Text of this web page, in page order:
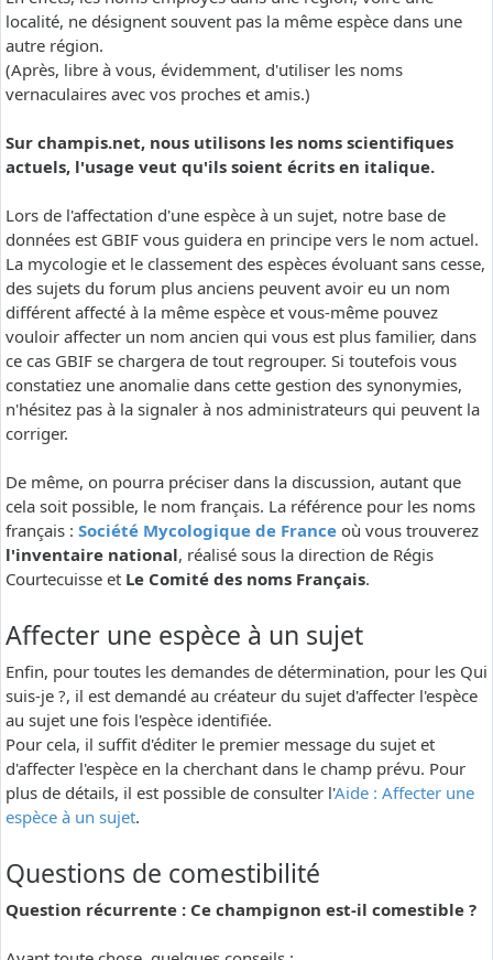
localité, ne désignent souvent pas la même espèce dans une
autre région.
(Après, libre à vous, évidemment, d'utiliser les noms
vernaculaires avec vos proches et amis.)
Sur champis.net, nous utilisons les noms scientifiques
actuels, l'usage veut qu'ils soient écrits en italique.
Lors de l'affectation d'une espèce à un sujet, notre base de
données est GBIF vous guidera en principe vers le nom actuel.
La mycologie et le classement des espèces évoluant sans cesse,
des sujets du forum plus anciens peuvent avoir eu un nom
différent affecté à la même espèce et vous-même pouvez
vouloir affecter un nom ancien qui vous est plus familier, dans
ce cas GBIF se chargera de tout regrouper. Si toutefois vous
constatiez une anomalie dans cette gestion des synonymies,
n'hésitez pas à la signaler à nos administrateurs qui peuvent la
corriger.
De même, on pourra préciser dans la discussion, autant que
cela soit possible, le nom français. La référence pour les noms
français : Société Mycologique de France où vous trouverez
l'inventaire national, réalisé sous la direction de Régis
Courtecuisse et Le Comité des noms Français.
Affecter une espèce à un sujet
Enfin, pour toutes les demandes de détermination, pour les Qui
suis-je ?, il est demandé au créateur du sujet d'affecter l'espèce
au sujet une fois l'espèce identifiée.
Pour cela, il suffit d'éditer le premier message du sujet et
d'affecter l'espèce en la cherchant dans le champ prévu. Pour
plus de détails, il est possible de consulter l'Aide : Affecter une
espèce à un sujet.
Questions de comestibilité
Question récurrente : Ce champignon est-il comestible ?